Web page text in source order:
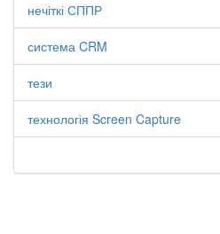
нечіткі СППР
система CRM
тези
технологія Screen Capture